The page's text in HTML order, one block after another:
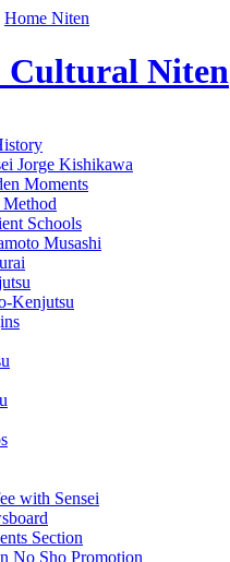
Home Niten
Niten
Jorge Kishikawa
Moments
Schools
Musashi
Kenjutsu
with Sensei
Section
No Sho Promotion